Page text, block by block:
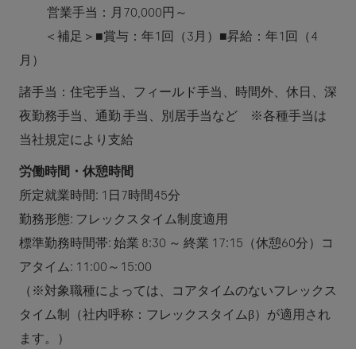
営業手当：月70,000円～
＜補足＞■賞与：年1回（3月）■昇給：年1回（4
月）
諸手当：住宅手当、フィールド手当、時間外、休日、深
夜勤務手当、通勤 手当、別居手当など ※各種手当は
当社規定により支給
労働時間・休憩時間
所定就業時間: 1日7時間45分
勤務形態: フレックスタイム制度適用
標準勤務時間帯: 始業 8:30 ～ 終業 17:15（休憩60分）コ
アタイム: 11:00～15:00
（※対象職種によっては、コアタイムのないフレックス
タイム制（社内呼称：フレックスタイムβ）が適用され
ます。）